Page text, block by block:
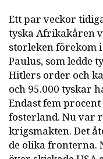
Ett par veckor
tyska Afrikakåren
storleken förekom
Paulus, som ledde
Hitlers order och
och 95.000 tyskar
Endast fem
fosterland. Nu var
krigsmakten. Det
de olika fronterna.